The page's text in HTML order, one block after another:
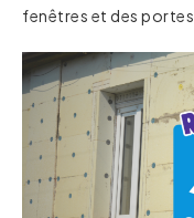
fenêtres et des portes.